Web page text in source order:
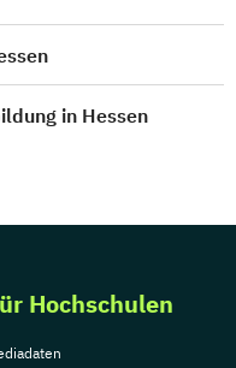
in Hessen
Hochschulen